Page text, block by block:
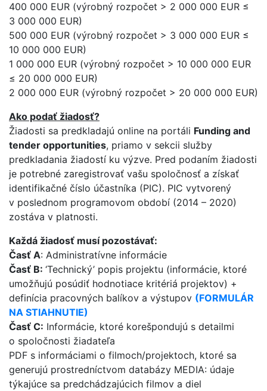
400 000 EUR (výrobný rozpočet > 2 000 000 EUR ≤
3 000 000 EUR)
500 000 EUR (výrobný rozpočet > 3 000 000 EUR ≤
10 000 000 EUR)
1 000 000 EUR (výrobný rozpočet > 10 000 000 EUR
≤ 20 000 000 EUR)
2 000 000 EUR (výrobný rozpočet > 20 000 000 EUR)
Ako podať žiadosť?
Žiadosti sa predkladajú online na portáli Funding and
tender opportunities, priamo v sekcii služby
predkladania žiadostí ku výzve. Pred podaním žiadosti
je potrebné zaregistrovať vašu spoločnosť a získať
identifikačné číslo účastníka (PIC). PIC vytvorený
v poslednom programovom období (2014 – 2020)
zostáva v platnosti.
Každá žiadosť musí pozostávať:
Časť A: Administratívne informácie
Časť B: ‘Technický’ popis projektu (informácie, ktoré
umožňujú posúdiť hodnotiace kritériá projektov) +
definícia pracovných balíkov a výstupov (FORMULÁR
NA STIAHNUTIE)
Časť C: Informácie, ktoré korešpondujú s detailmi
o spoločnosti žiadateľa
PDF s informáciami o filmoch/projektoch, ktoré sa
generujú prostredníctvom databázy MEDIA: údaje
týkajúce sa predchádzajúcich filmov a diel